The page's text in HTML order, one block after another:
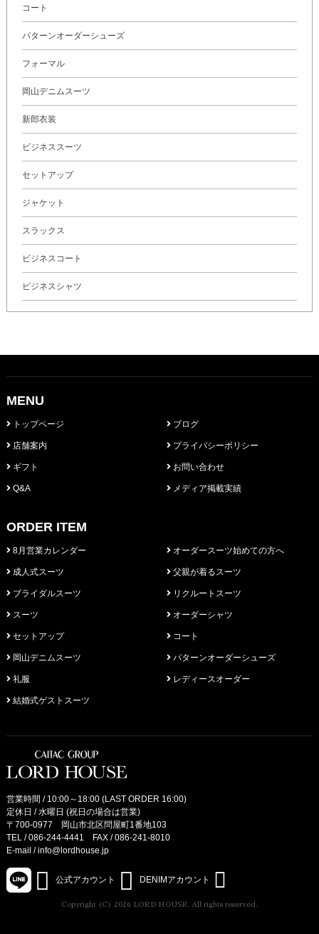
コート
パターンオーダーシューズ
フォーマル
岡山デニムスーツ
新郎衣装
ビジネススーツ
セットアップ
ジャケット
スラックス
ビジネスコート
ビジネスシャツ
MENU
トップページ
店舗案内
ギフト
Q&A
ブログ
プライバシーポリシー
お問い合わせ
メディア掲載実績
ORDER ITEM
8月営業カレンダー
成人式スーツ
ブライダルスーツ
スーツ
セットアップ
岡山デニムスーツ
礼服
結婚式ゲストスーツ
オーダースーツ始めての方へ
父親が着るスーツ
リクルートスーツ
オーダーシャツ
コート
パターンオーダーシューズ
レディースオーダー
営業時間 / 10:00～18:00 (LAST ORDER 16:00)
定休日 / 水曜日 (祝日の場合は営業)
〒700-0977 岡山市北区問屋町1番地103
TEL /086-244-4441
FAX / 086-241-8010
E-mail /info@lordhouse.jp
公式アカウント DENIMアカウント
Copyright (C) 2026 LORD HOUSE. All rights reserved.